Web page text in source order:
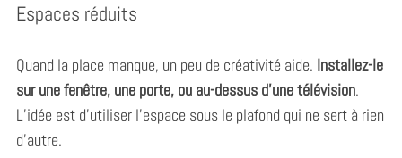
Espaces réduits
Quand la place manque, un peu de créativité aide. Installez-le
sur une fenêtre, une porte, ou au-dessus d’une télévision.
L’idée est d’utiliser l’espace sous le plafond qui ne sert à rien
d’autre.